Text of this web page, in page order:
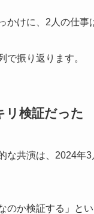
けに、2人の仕事
で振り返ります。
リ検証だった
な共演は、2024年
のか検証する」と